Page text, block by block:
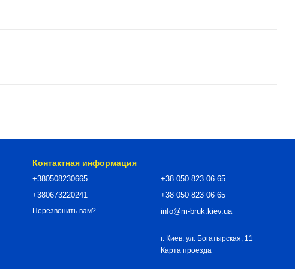
Контактная информация
+380508230665
+380673220241
Перезвонить вам?
+38 050 823 06 65
+38 050 823 06 65
info@m-bruk.kiev.ua
г. Киев, ул. Богатырская, 11
Карта проезда